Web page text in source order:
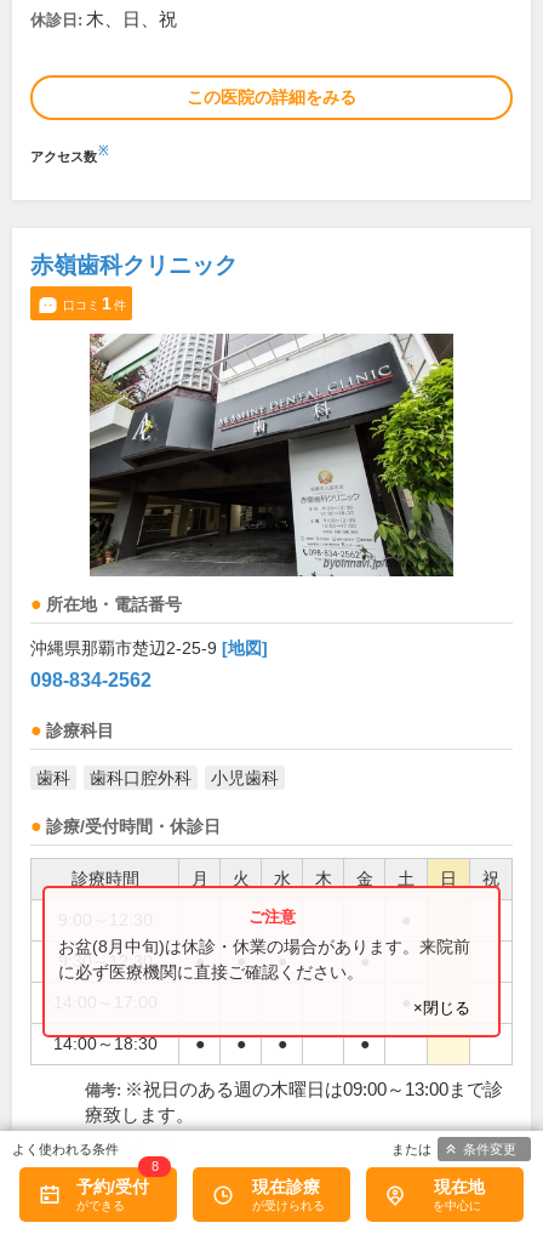
休診日: 木、日、祝
この医院の詳細をみる
アクセス数※
赤嶺歯科クリニック
口コミ 1件
所在地・電話番号
沖縄県那覇市楚辺2-25-9 [地図]
098-834-2562
診療科目
歯科 歯科口腔外科 小児歯科
診療/受付時間・休診日
診療時間 月 火 水 木 金 土 日 祝
9:30～12:30 ● ● ● ●
14:00～18:30 ● ● ● ●
お盆(8月中旬)は休診・休業の場合があります。来院前
に必ず医療機関に直接ご確認ください。
×閉じる
備考: ※祝日のある週の木曜日は09:00～13:00まで診
療致します。
休診日: 木、日、祝
口コミ
予約/受付
8
現在診療 現在地
条件変更